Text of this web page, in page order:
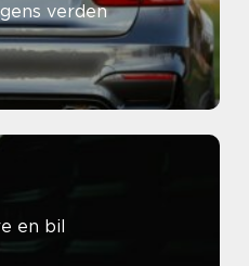
verden
en bil